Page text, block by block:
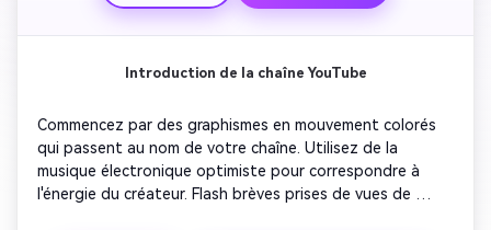
blockbuster. Finissez par un fade-out dans une
révélation de la date de sortie qui crée de l'anticipation.
Introduction de la chaîne YouTube
Commencez par des graphismes en mouvement colorés
qui passent au nom de votre chaîne. Utilisez de la
musique électronique optimiste pour correspondre à
l'énergie du créateur. Flash brèves prises de vues de